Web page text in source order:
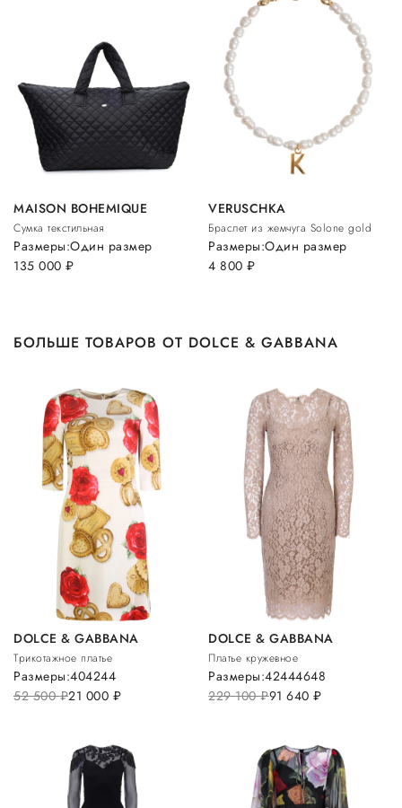
MAISON BOHEMIQUE
Сумка текстильная
135 000 руб.
Размеры:Один размер
VERUSCHKA
Браслет из жемчуга Solone gold
4 800руб.
Размеры:Один размер
БОЛЬШЕ ТОВАРОВ ОТ DOLCE & GABBANA
DOLCE & GABBANA
Трикотажное платье
52 500руб.21 000 руб.
Размеры:404244
DOLCE & GABBANA
Платье кружевное
229 100руб.91 640руб.
Размеры:42444648